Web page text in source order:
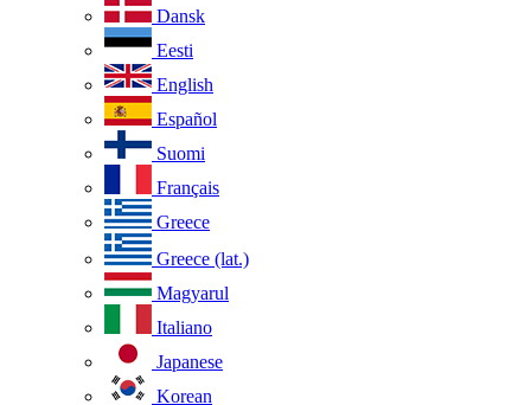
Dansk
Eesti
English
Español
Suomi
Français
Greece
Greece (lat.)
Magyarul
Italiano
Japanese
Korean